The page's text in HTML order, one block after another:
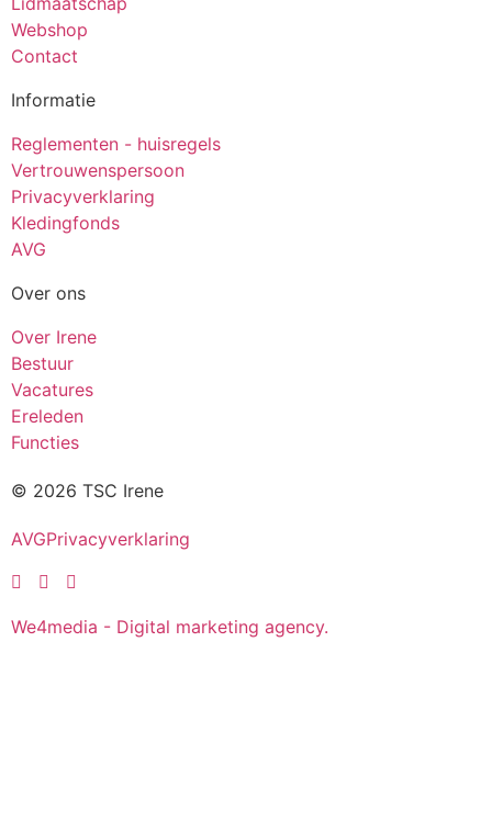
Webshop
Contact
Informatie
Reglementen - huisregels
Vertrouwenspersoon
Privacyverklaring
Kledingfonds
AVG
Over ons
Over Irene
Bestuur
Vacatures
Ereleden
Functies
© 2026 TSC Irene
AVGPrivacyverklaring
We4media - Digital marketing agency.